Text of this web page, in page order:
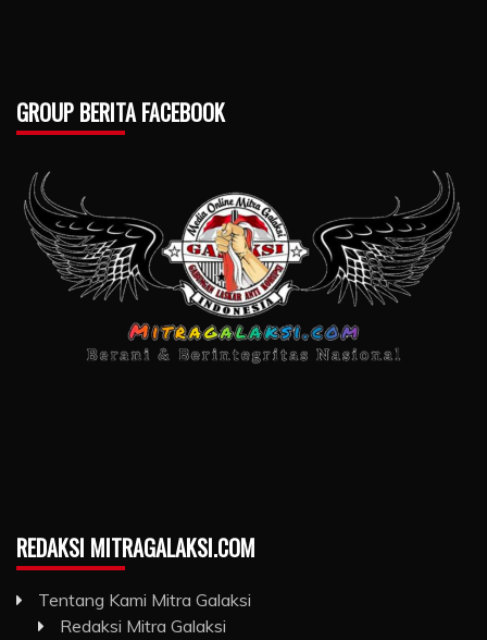
GROUP BERITA FACEBOOK
REDAKSI MITRAGALAKSI.COM
Tentang Kami Mitra Galaksi
Redaksi Mitra Galaksi